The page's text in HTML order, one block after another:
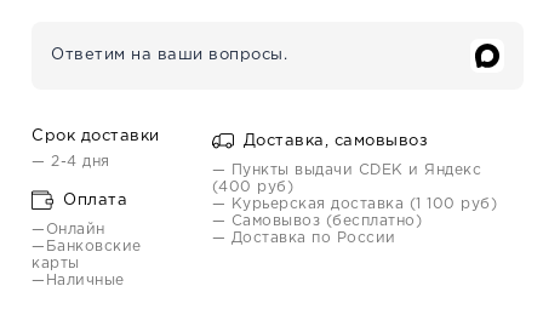
Ответим на ваши вопросы.
Срок доставки
— 2-4 дня
Оплата
—Онлайн
—Банковские
карты
—Наличные
Доставка, самовывоз
— Пункты выдачи CDEK и Яндекс
(400 руб)
— Курьерская доставка (1 100 руб)
— Самовывоз (бесплатно)
— Доставка по России